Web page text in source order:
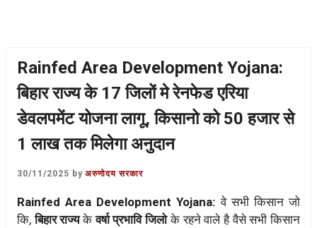
Rainfed Area Development Yojana:
बिहार राज्य के 17 जिलों मे रेनफेड एरिया
डेवलपमेंट योजना लागू, किसानो को 50 हजार से
1 लाख तक मिलेगा अनुदान
30/11/2025 byअरुणोदय सरकार
Rainfed Area Development Yojana:वे सभी किसान जो
कि, बिहार राज्यकेवर्षा प्रभावि जिलोके रहने वाले है वैसे सभी किसान